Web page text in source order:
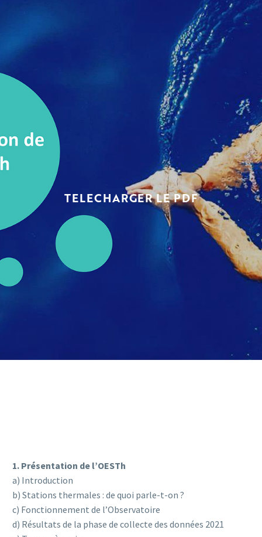
TELECHARGER LE PDF
1. Présentation de l’OESTh
a) Introduction
b) Stations thermales : de quoi parle-t-on ?
c) Fonctionnement de l’Observatoire
d) Résultats de la phase de collecte des données 2021